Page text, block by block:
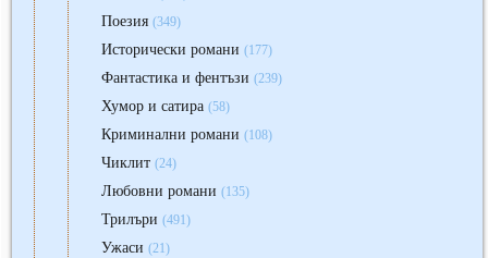
Поезия (349)
Исторически романи (177)
Фантастика и фентъзи (239)
Хумор и сатира (58)
Криминални романи (108)
Чиклит (24)
Любовни романи (135)
Трилъри (491)
Ужаси (21)